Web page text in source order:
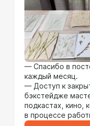
— Спасибо в
каждый месяц.
— Доступ к
бэкстейдже
подкастах, кино,
в процессе